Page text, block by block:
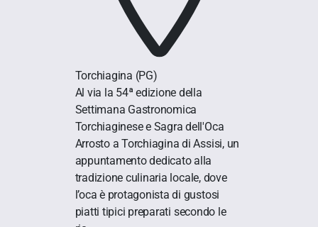
Torchiagina (PG)
Al via la 54ª edizione della
Settimana Gastronomica
Torchiaginese e Sagra dell'Oca
Arrosto a Torchiagina di Assisi, un
appuntamento dedicato alla
tradizione culinaria locale, dove
l’oca è protagonista di gustosi
piatti tipici preparati secondo le